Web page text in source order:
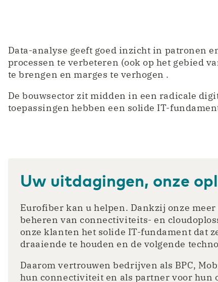
Data-analyse geeft goed inzicht in patronen
processen te verbeteren (ook op het gebied
te brengen en marges te verhogen .
De bouwsector zit midden in een radicale
toepassingen hebben een solide IT-
Uw uitdagingen, onze
Eurofiber kan u helpen. Dankzij onze
beheren van connectiviteits- en
onze klanten het solide IT-fundament dat
draaiende te houden en de volgende
Daarom vertrouwen bedrijven als BPC,
hun connectiviteit en als partner voor hun